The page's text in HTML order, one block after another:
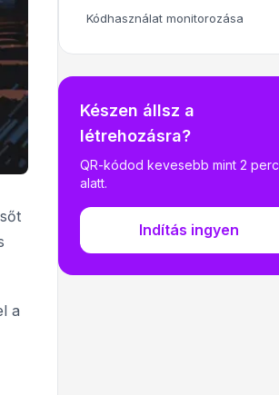
a
Kódhasználat monitorozása
Készen állsz a
létrehozásra?
QR-kódod kevesebb mint 2 perc
alatt.
Indítás ingyen